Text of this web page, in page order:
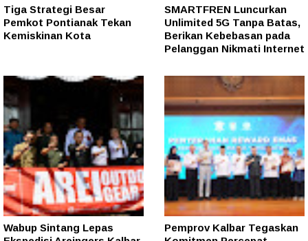
Tiga Strategi Besar
Pemkot Pontianak Tekan
Kemiskinan Kota
SMARTFREN Luncurkan
Unlimited 5G Tanpa Batas,
Berikan Kebebasan pada
Pelanggan Nikmati Internet
Wabup Sintang Lepas
Pemprov Kalbar Tegaskan